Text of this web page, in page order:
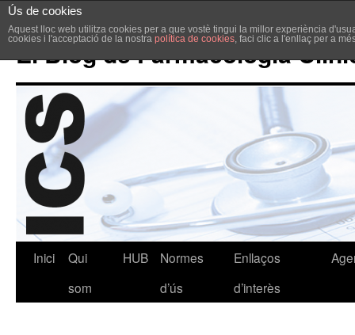
Ús de cookies
Aquest lloc web utilitza cookies per a que vostè tingui la millor experiència
cookies i l'acceptació de la nostra política de cookies, faci clic a l'enllaç per a
El Blog de Farmacologia
Inici
Qui
som
HUB
Normes
d’ús
Enllaços
d’interès